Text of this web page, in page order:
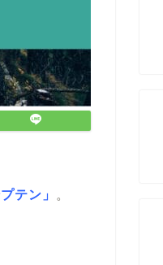
テン」 。